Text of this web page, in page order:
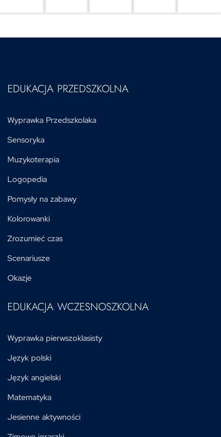
EDUKACJA PRZEDSZKOLNA
Wyprawka Przedszkolaka
Sensoryka
Muzykoterapia
Logopedia
Pomysły na zabawy
Kolorowanki
Zrozumieć czas
Scenariusze
Okazje
EDUKACJA WCZESNOSZKOLNA
Wyprawka pierwszoklasisty
Język polski
Język angielski
Matematyka
Jesienne aktywności